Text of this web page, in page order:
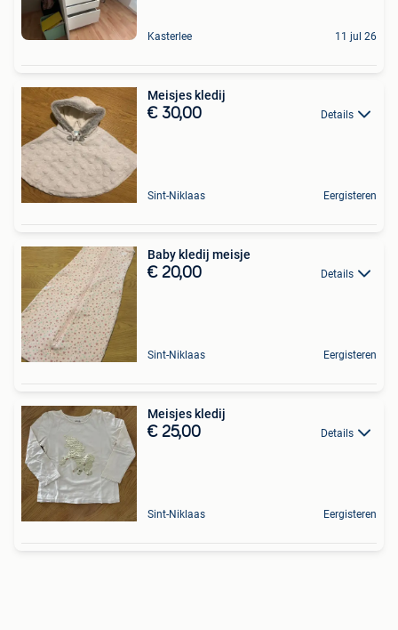
Kasterlee 11 jul 26
Meisjes kledij
€ 30,00 Details
Sint-Niklaas Eergisteren
Baby kledij meisje
€ 20,00 Details
Sint-Niklaas Eergisteren
Meisjes kledij
€ 25,00 Details
Sint-Niklaas Eergisteren